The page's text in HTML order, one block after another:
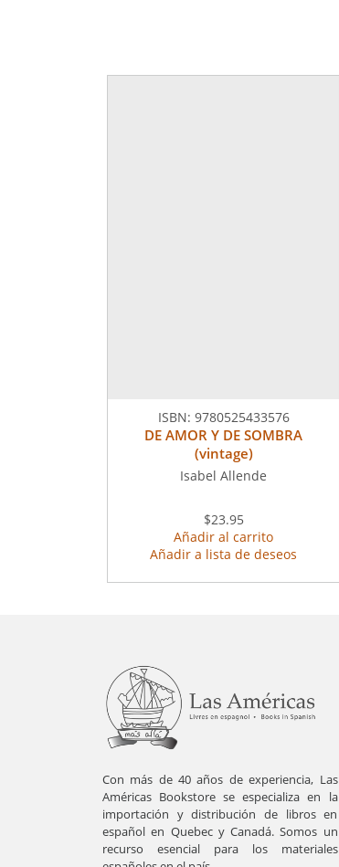
ISBN: 9780525433576
DE AMOR Y DE SOMBRA
(vintage)
Isabel Allende
$23.95
Añadir al carrito
Añadir a lista de deseos
Con más de 40 años de experiencia, Las
Américas Bookstore se especializa en la
importación y distribución de libros en
español en Quebec y Canadá. Somos un
recurso esencial para los materiales